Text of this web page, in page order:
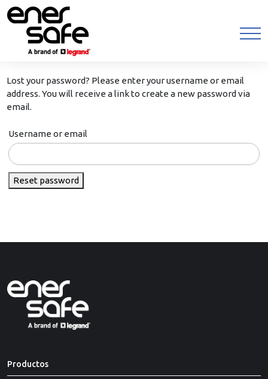
Lost your password? Please enter your username or email
address. You will receive a link to create a new password via
email.
Username or email
Reset password
Productos